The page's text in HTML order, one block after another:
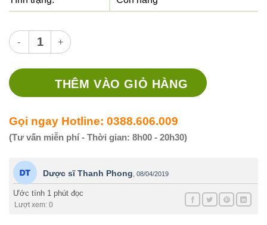
Thuốc Gaviscon Sus.150ml - Thuốc trị trào ngược dạ dày-
THÊM VÀO GIỎ HÀNG
Gọi ngay Hotline: 0388.606.009
(Tư vấn miễn phí - Thời gian: 8h00 - 20h30)
Dược sĩ Thanh Phong 08/04/2019
Ước tính 1 phút đọc
Lượt xem: 0